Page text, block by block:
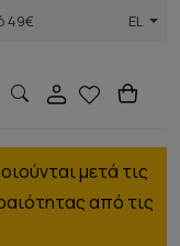
49€ EL
μετά τις
από τις